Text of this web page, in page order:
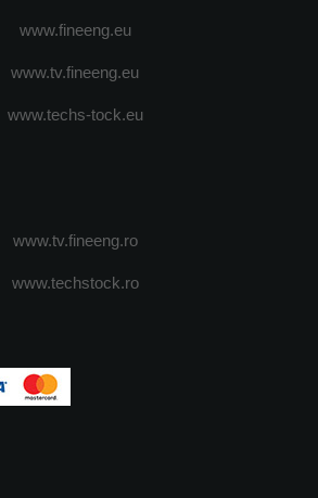
www.fineeng.eu
www.tv.fineeng.eu
www.techs-tock.eu
www.tv.fineeng.ro
www.techstock.ro